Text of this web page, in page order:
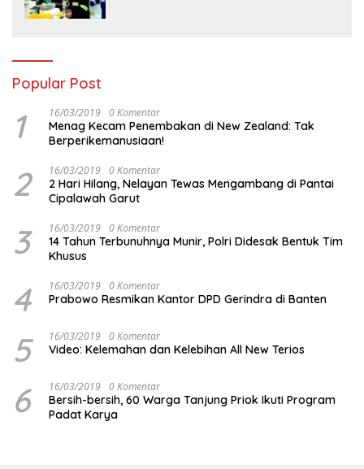
Popular Post
1 16/03/2019 0 Komentar
Menag Kecam Penembakan di New Zealand: Tak
Berperikemanusiaan!
2 16/03/2019 0 Komentar
2 Hari Hilang, Nelayan Tewas Mengambang di Pantai
Cipalawah Garut
3 16/03/2019 0 Komentar
14 Tahun Terbunuhnya Munir, Polri Didesak Bentuk Tim
Khusus
4 16/03/2019 0 Komentar
Prabowo Resmikan Kantor DPD Gerindra di Banten
5 16/03/2019 0 Komentar
Video: Kelemahan dan Kelebihan All New Terios
6 16/03/2019 0 Komentar
Bersih-bersih, 60 Warga Tanjung Priok Ikuti Program
Padat Karya